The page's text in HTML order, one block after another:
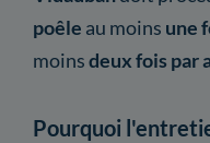
poêle au moins une
moinsdeux fois par
Pourquoi